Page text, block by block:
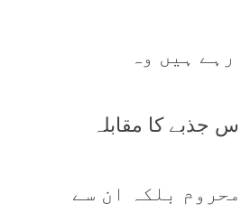
ہیں وہ
کا مقابلہ
بلکہ ان سے